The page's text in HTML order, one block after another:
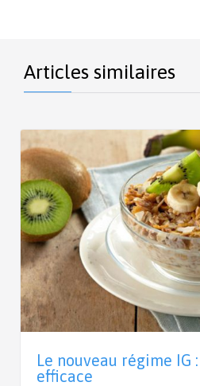
Articles similaires
Le nouveau régime IG
efficace